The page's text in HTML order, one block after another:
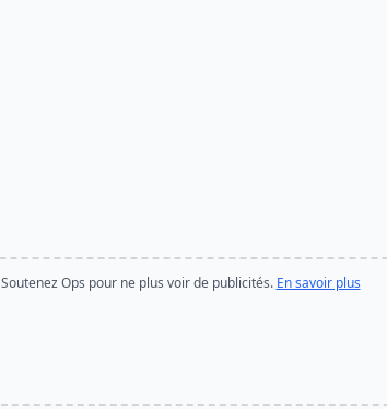
Soutenez Ops pour ne plus voir de publicités. En savoir plus